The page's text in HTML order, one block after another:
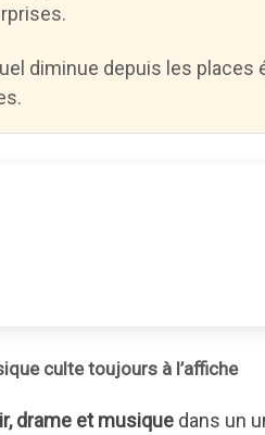
diminue depuis les
culte toujours à l’affiche
drame et musique dans un